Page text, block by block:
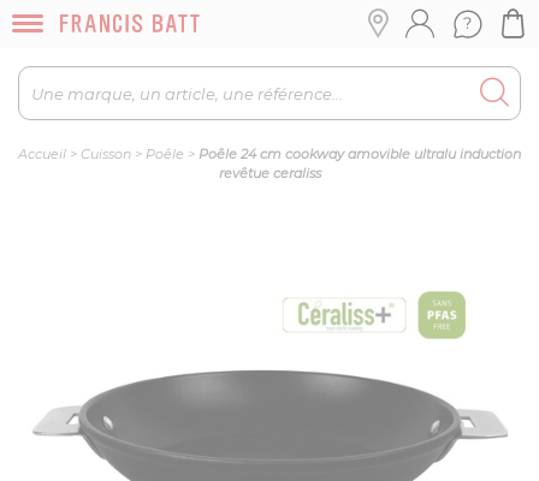
Accueil > Cuisson > Poêle > Poêle 24 cm cookway amovible ultralu induction
revêtue ceraliss